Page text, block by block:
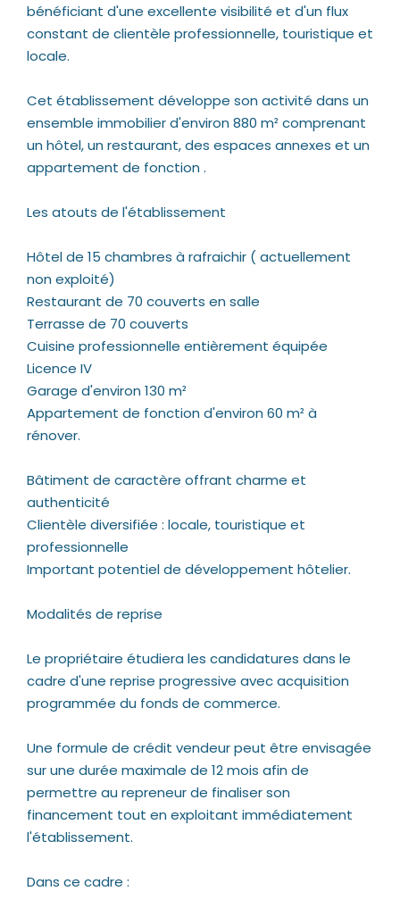
bénéficiant d'une excellente visibilité et d'un flux
constant de clientèle professionnelle, touristique et
locale.
Cet établissement développe son activité dans un
ensemble immobilier d'environ 880 m² comprenant
un hôtel, un restaurant, des espaces annexes et un
appartement de fonction .
Les atouts de l'établissement
Hôtel de 15 chambres à rafraichir ( actuellement
non exploité)
Restaurant de 70 couverts en salle
Terrasse de 70 couverts
Cuisine professionnelle entièrement équipée
Licence IV
Garage d'environ 130 m²
Appartement de fonction d'environ 60 m² à
rénover.
Bâtiment de caractère offrant charme et
authenticité
Clientèle diversifiée : locale, touristique et
professionnelle
Important potentiel de développement hôtelier.
Modalités de reprise
Le propriétaire étudiera les candidatures dans le
cadre d'une reprise progressive avec acquisition
programmée du fonds de commerce.
Une formule de crédit vendeur peut être envisagée
sur une durée maximale de 12 mois afin de
permettre au repreneur de finaliser son
financement tout en exploitant immédiatement
l'établissement.
Dans ce cadre :